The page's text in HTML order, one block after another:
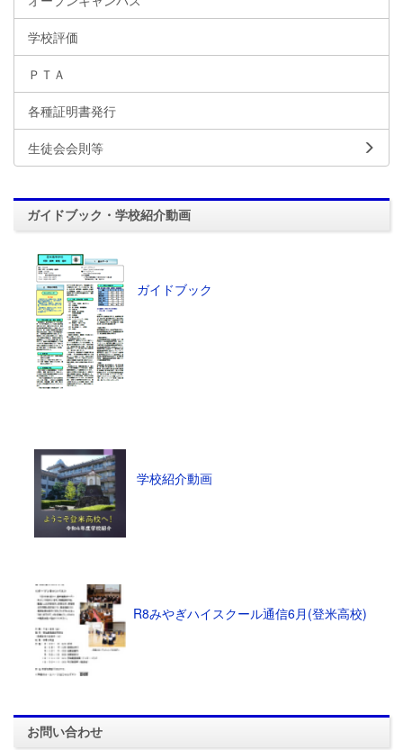
学校評価
ＰＴＡ
各種証明書発行
生徒会会則等
ガイドブック・学校紹介動画
ガイドブック
学校紹介動画
R8みやぎハイスクール通信6月(登米高校)
お問い合わせ